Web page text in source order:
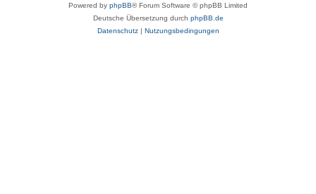
Powered by phpBB® Forum Software © phpBB Limited
Deutsche Übersetzung durch phpBB.de
Datenschutz| Nutzungsbedingungen